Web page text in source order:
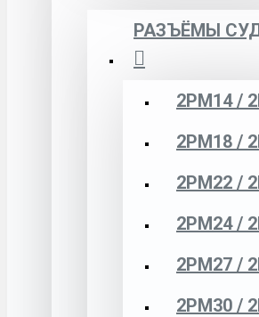
РАЗЪЁМЫ
2РМ14 /
2РМ18 /
2РМ22 /
2РМ24 /
2РМ27 /
2РМ30 /